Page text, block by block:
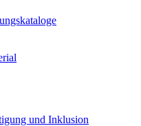
und Inklusion